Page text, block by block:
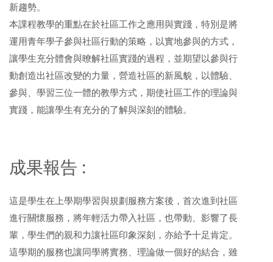
新趨勢。
本課程教學的重點在於社區工作之應用與實踐，特別是將
運用青年學子參與社區行動的策略，以實地參與的方式，
讓學生充分體會與暸解社區實踐的過程，並期望以參與行
動創造出社區改變的力量，營造社區的新風貌，以體驗、
參與、學習三位一體的教學方式，期使社區工作的理論與
實踐，能讓學生有充分的了解與深刻的體驗。
成果報告 :
這是學生在上學期學習與規劃服務方案後，首次進到社區
進行關懷服務，將年輕活力帶入社區，也帶動、影響了長
輩，學生們的親和力讓社區印象深刻，亦給予十足肯定。
這學期的服務也讓同學將實務、理論做一個好的結合，雖